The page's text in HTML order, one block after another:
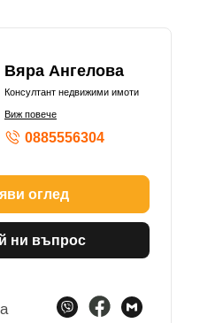
Вяра Ангелова
Консултант недвижими имоти
Виж повече
0885556304
оглед
ни въпрос